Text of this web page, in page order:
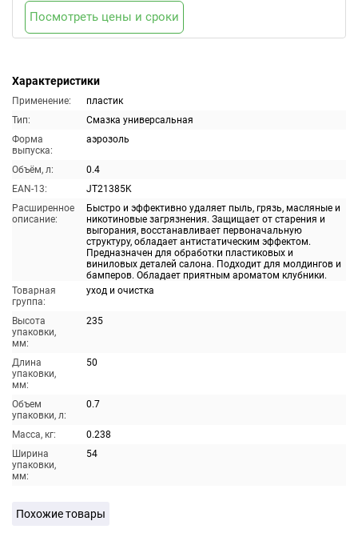
Характеристики
Применение:
пластик
Тип:
Смазка универсальная
Форма
выпуска:
аэрозоль
Объём, л:
0.4
EAN-13:
JT21385K
Расширенное
описание:
Быстро и эффективно удаляет пыль, грязь, масляные и
никотиновые загрязнения. Защищает от старения и
выгорания, восстанавливает первоначальную
структуру, обладает антистатическим эффектом.
Предназначен для обработки пластиковых и
виниловых деталей салона. Подходит для молдингов и
бамперов. Обладает приятным ароматом клубники.
Товарная
группа:
уход и очистка
Высота
упаковки,
мм:
235
Длина
упаковки,
мм:
50
Объем
упаковки, л:
0.7
Масса, кг:
0.238
Ширина
упаковки,
мм:
54
Посмотреть цены и сроки
Похожие товары